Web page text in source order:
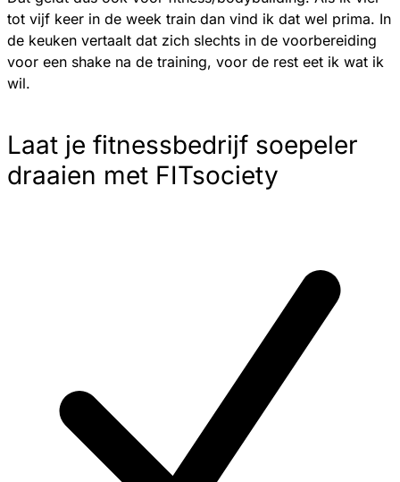
tot vijf keer in de week train dan vind ik dat wel prima. In
de keuken vertaalt dat zich slechts in de voorbereiding
voor een shake na de training, voor de rest eet ik wat ik
wil.
Laat je fitnessbedrijf soepeler
draaien met FITsociety